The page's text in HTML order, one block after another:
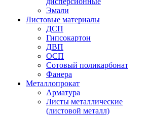
Эмали
Листовые материалы
ДСП
Гипсокартон
ДВП
ОСП
Сотовый поликарбонат
Фанера
Металлопрокат
Арматура
Листы металлические
(листовой металл)